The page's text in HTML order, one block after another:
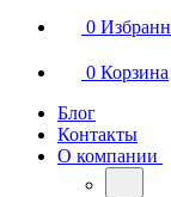
0
0 Корзина
Блог
Контакты
О компании